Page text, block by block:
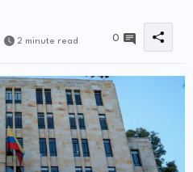
2 minute read 0